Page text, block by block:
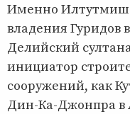
Именно Илтутмиш
владения
Делийский
инициатор
сооружений, как
Дин-Ка-Джонпра в